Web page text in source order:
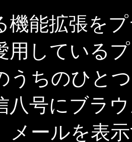
能拡張をプ
用している
うちのひと
八号にブラ
メールを表